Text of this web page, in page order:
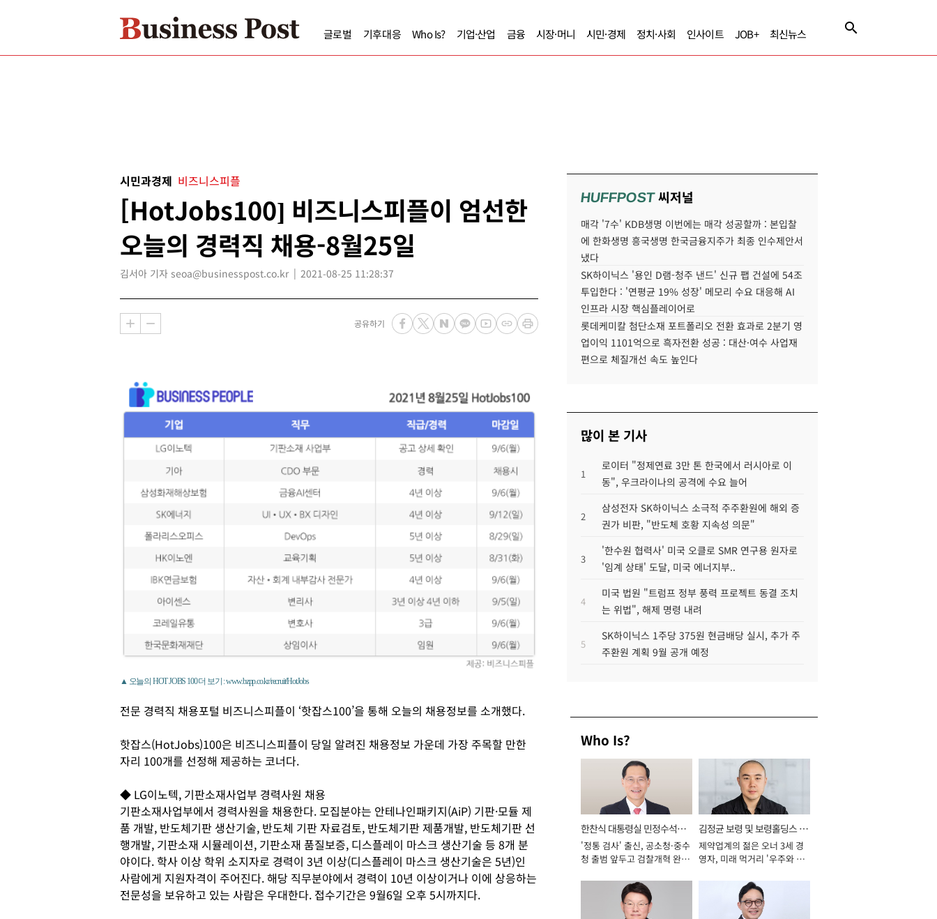
글로벌 기후대응 Who Is? 기업·산업 금융 시장·머니 시민·경제 정치·사회 인사이트 JOB+ 최신뉴스
시민과경제 비즈니스피플
[HotJobs100] 비즈니스피플이 엄선한
오늘의 경력직 채용-8월25일
김서아 기자 seoa@businesspost.co.kr 2021-08-25 11:28:37
공유하기
▲ 오늘의 HOT JOBS 100 더 보기 : www.bzpp.co.kr/recruit/HotJobs
전문 경력직 채용포털 비즈니스피플이 ‘핫잡스100’을 통해 오늘의 채용정보를 소개했다.
핫잡스(HotJobs)100은 비즈니스피플이 당일 알려진 채용정보 가운데 가장 주목할 만한
자리 100개를 선정해 제공하는 코너다.
◆ LG이노텍, 기판소재사업부 경력사원 채용
기판소재사업부에서 경력사원을 채용한다. 모집분야는 안테나인패키지(AiP) 기판·모듈 제
품 개발, 반도체기판 생산기술, 반도체 기판 자료검토, 반도체기판 제품개발, 반도체기판 선
행개발, 기판소재 시뮬레이션, 기판소재 품질보증, 디스플레이 마스크 생산기술 등 8개 분
야이다. 학사 이상 학위 소지자로 경력이 3년 이상(디스플레이 마스크 생산기술은 5년)인
사람에게 지원자격이 주어진다. 해당 직무분야에서 경력이 10년 이상이거나 이에 상응하는
전문성을 보유하고 있는 사람은 우대한다. 접수기간은 9월6일 오후 5시까지다.
HUFFPOST씨저널
매각 '7수' KDB생명 이번에는 매각 성공할까 : 본입찰
에 한화생명 흥국생명 한국금융지주가 최종 인수제안서
냈다
SK하이닉스 '용인 D램-청주 낸드' 신규 팹 건설에 54조
투입한다 : '연평균 19% 성장' 메모리 수요 대응해 AI
인프라 시장 핵심플레이어로
롯데케미칼 첨단소재 포트폴리오 전환 효과로 2분기 영
업이익 1101억으로 흑자전환 성공 : 대산·여수 사업재
편으로 체질개선 속도 높인다
많이 본 기사
1
로이터 "정제연료 3만 톤 한국에서 러시아로 이
동", 우크라이나의 공격에 수요 늘어
2
삼성전자 SK하이닉스 소극적 주주환원에 해외 증
권가 비판, "반도체 호황 지속성 의문"
3
'한수원 협력사' 미국 오클로 SMR 연구용 원자로
'임계 상태' 도달, 미국 에너지부..
4
미국 법원 "트럼프 정부 풍력 프로젝트 동결 조치
는 위법", 해제 명령 내려
5
SK하이닉스 1주당 375원 현금배당 실시, 추가 주
주환원 계획 9월 공개 예정
Who Is?
한찬식 대통령실 민정수석비
서관
'정통 검사' 출신, 공소청·중수
청 출범 앞두고 검찰개혁 완수
김정균 보령 및 보령홀딩스 대
표이사 사장
제약업계의 젊은 오너 3세 경
영자, 미래 먹거리 '우주와 헬